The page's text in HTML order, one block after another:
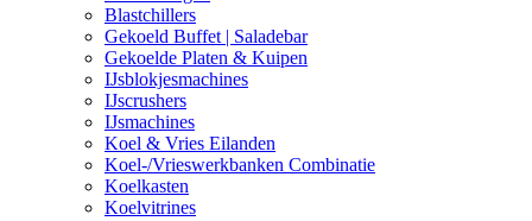
Blastchillers
Gekoeld Buffet | Saladebar
Gekoelde Platen & Kuipen
IJsblokjesmachines
IJscrushers
IJsmachines
Koel & Vries Eilanden
Koel-/Vrieswerkbanken Combinatie
Koelkasten
Koelvitrines